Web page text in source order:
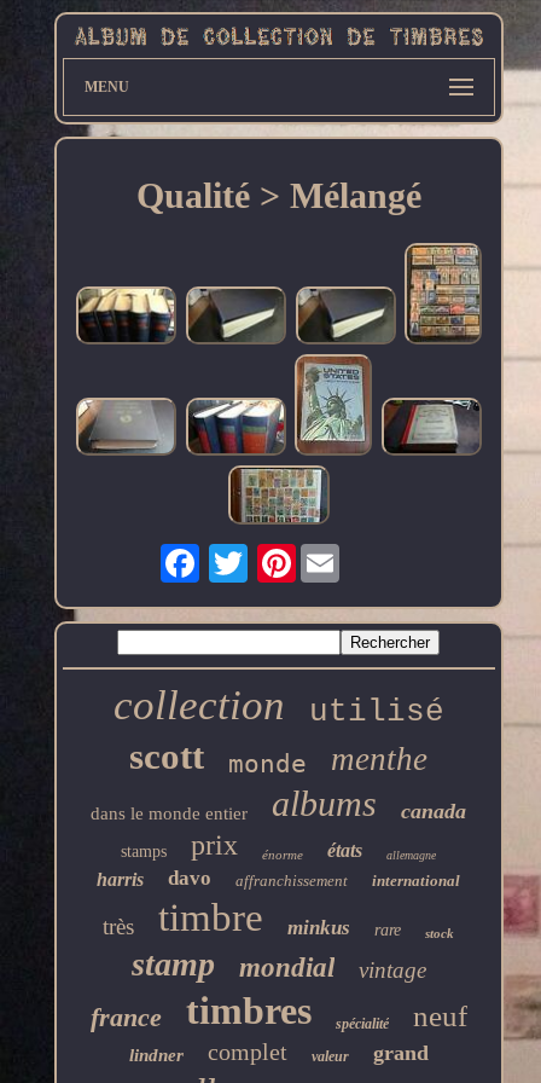
MENU
Qualité > Mélangé
Pinterest
collection utilisé
scott monde menthe
dans le monde entier albums canada
stamps prix énorme états allemagne
harris davo affranchissement international
très timbre minkus rare stock
stamp mondial vintage
france timbres spécialité neuf
lindner complet valeur grand